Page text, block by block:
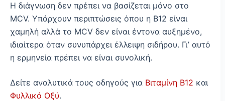
Η διάγνωση δεν πρέπει να βασίζεται μόνο στο
MCV. Υπάρχουν περιπτώσεις όπου η Β12 είναι
χαμηλή αλλά το MCV δεν είναι έντονα αυξημένο,
ιδιαίτερα όταν συνυπάρχει έλλειψη σιδήρου. Γι’ αυτό
η ερμηνεία πρέπει να είναι συνολική.
Δείτε αναλυτικά τους οδηγούς για Βιταμίνη Β12 και
Φυλλικό Οξύ.